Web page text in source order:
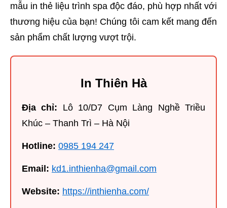
mẫu in thẻ liệu trình spa độc đáo, phù hợp nhất với
thương hiệu của bạn! Chúng tôi cam kết mang đến
sản phẩm chất lượng vượt trội.
In Thiên Hà
Địa chỉ: Lô 10/D7 Cụm Làng Nghề Triều
Khúc – Thanh Trì – Hà Nội
Hotline: 0985 194 247
Email: kd1.inthienha@gmail.com
Website: https://inthienha.com/